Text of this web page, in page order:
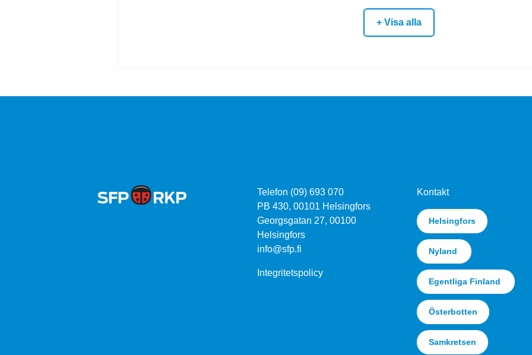
+ Visa alla
Telefon (09) 693 070
PB 430, 00101 Helsingfors
Georgsgatan 27, 00100
Helsingfors
info@sfp.fi
Integritetspolicy
Kontakt
Helsingfors
Nyland
Egentliga Finland
Österbotten
Samkretsen